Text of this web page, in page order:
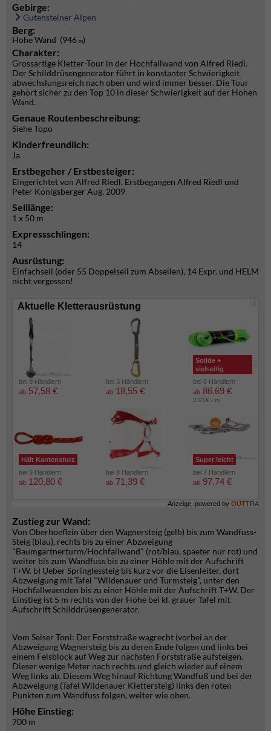
Gebirge:
Gutensteiner Alpen
Berg:
Hohe Wand (946 m)
Charakter:
Grossartige Kletter-Tour in der Hochfallwand von Alfred Riedl.
Der Schilddrüsengenerator führt in konstanter Schwierigkeit
abwechslungsreich nach oben und wird immer besser. Die Tour
gehört sicher zu den Top 10 in dieser Schwierigkeit auf der Hohen
Wand.
Genaue Routenbeschreibung:
Siehe Topo
Kinderfreundlich:
Ja
Erstbegeher / Erstbesteiger:
Eingerichtet von Alfred Riedl. Erstbegangen Alfred Riedl und
Peter Königsberger Aug. 2009
Seillänge:
1 x 50 m
Expressschlingen:
14
Ausrüstung:
Einfachseil (oder 55 Doppelseil zum Abseilen), 14 Expr. und HELM
nicht vergessen!
i
Aktuelle Kletterausrüstung
bei 9 Händlern
ab 57,58 €
bei 3 Händlern
ab 18,55 €
Solide +
vielseitig
bei 6 Händlern
ab 86,69 €
2.91€ / m
Hält Kantensturz
bei 9 Händlern
ab 120,80 €
bei 8 Händlern
ab 71,39 €
Super leicht
bei 7 Händlern
ab 97,74 €
Anzeige, powered by OUTTRA
Zustieg zur Wand:
Von Oberhoeflein über den Wagnersteig (gelb) bis zum Wandfuss-
Steig (blau), rechts bis zu einer Abzweigung
"Baumgartnerturm/Hochfallwand" (rot/blau, spaeter nur rot) und
weiter bis zum Wandfuss bis zu einer Höhle mit der Aufschrift
T+W. b) Ueber Springlessteig bis kurz vor die Eisenleiter, dort
Abzweigung mit Tafel "Wildenauer und Turmsteig", unter den
Hochfallwaenden bis zu einer Höhle mit der Aufschrift T+W. Der
Einstieg ist 5 m rechts von der Höhe bei kl. grauer Tafel mit
Aufschrift Schilddrüsengenerator.
Vom Seiser Toni: Der Forststraße wagrecht (vorbei an der
Abzweigung Wagnersteig bis zu deren Ende folgen und links bei
einem Felsblock auf Weg zur nächsten Forststraße aufsteigen.
Dieser wenige Meter nach rechts und gleich wieder auf einem
Weg links ab. Diesem Weg hinauf Richtung Wandfuß und bei der
Abzweigung (Tafel Wildenauer Klettersteig) links den roten
Punkten zum Wandfuss folgen, weiter wie oben.
Höhe Einstieg:
700 m